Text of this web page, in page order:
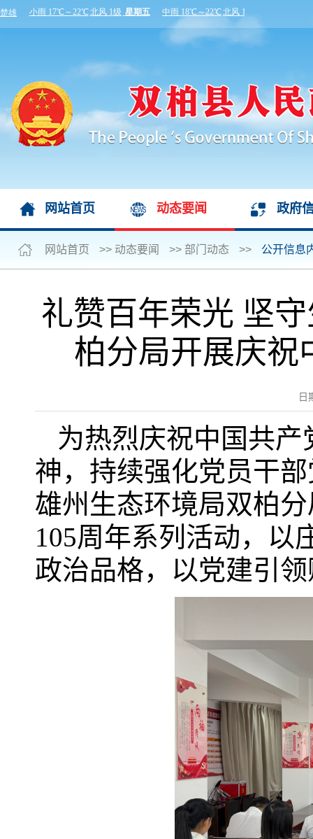
网站首页 动态要闻 政府
网站首页 >> 动态要闻 >> 部门动态 >> 公开信息
礼赞百年荣光 坚
柏分局开展庆祝
日
为热烈庆祝中国共
神，持续强化党员干
雄州生态环境局双柏
105周年系列活动，以
政治品格，以党建引